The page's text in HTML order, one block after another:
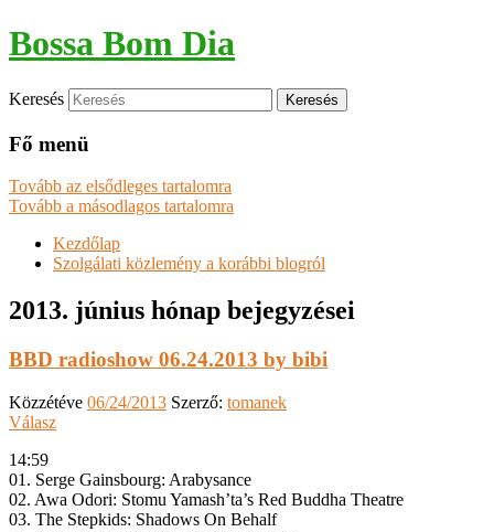
Bossa Bom Dia
Keresés
Fő menü
Tovább az elsődleges tartalomra
Tovább a másodlagos tartalomra
Kezdőlap
Szolgálati közlemény a korábbi blogról
2013. június hónap bejegyzései
BBD radioshow 06.24.2013 by bibi
Közzétéve 06/24/2013 Szerző: tomanek
Válasz
14:59
01. Serge Gainsbourg: Arabysance
02. Awa Odori: Stomu Yamash’ta’s Red Buddha Theatre
03. The Stepkids: Shadows On Behalf